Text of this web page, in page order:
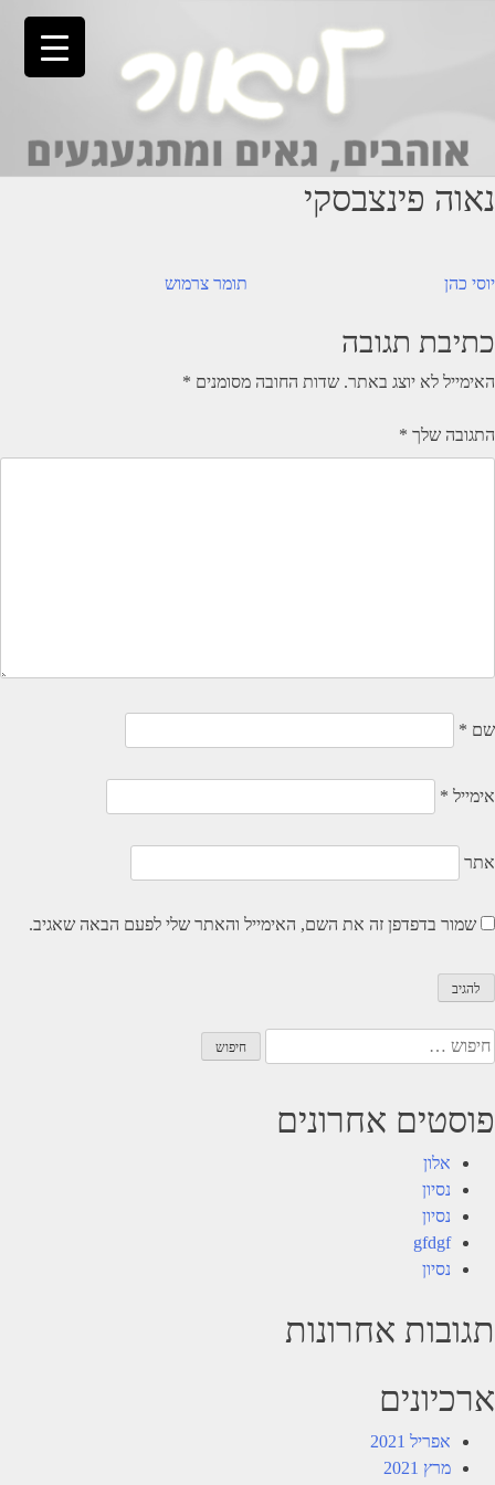
נאוה פינצבסקי
ניווט תומר צרמוש יוסי כהן
כתיבת תגובה
האימייל לא יוצג באתר. שדות החובה מסומנים *
התגובה שלך *
שם *
אימייל *
אתר
שמור בדפדפן זה את השם, האימייל והאתר שלי לפעם הבאה שאגיב.
חיפוש:
פוסטים אחרונים
אלון
נסיון
נסיון
gfdgf
נסיון
תגובות אחרונות
ארכיונים
אפריל 2021
מרץ 2021